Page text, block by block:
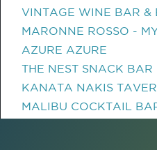
VINTAGE WINE BAR &
MARONNE ROSSO -
AZURE AZURE
THE NEST SNACK BAR
KANATA NAKIS
MALIBU COCKTAIL